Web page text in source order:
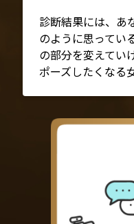
診断結果には、あ
のように思ってい
の部分を変えてい
ポーズしたくなる